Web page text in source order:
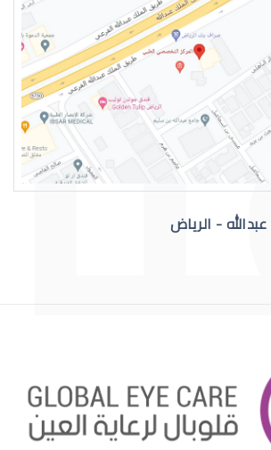
التهاب عيون الاطفال الرضع
احمرار عيون الاطفال الرضع